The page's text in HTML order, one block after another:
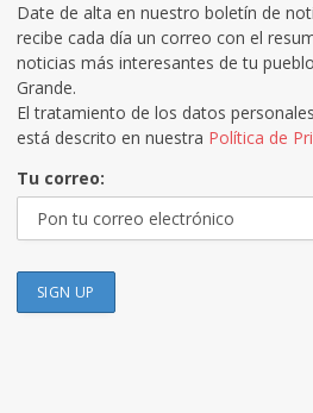
Date de alta en nuestro boletín de
recibe cada día un correo con el
noticias más interesantes de tu
Grande.
El tratamiento de los datos personales
está descrito en nuestra Política de
Tu correo: